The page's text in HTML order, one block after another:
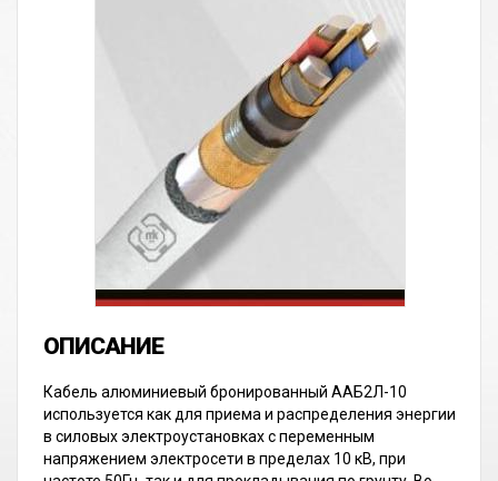
Кабель алюминиевый бронированный ААБ2Л-10
используется как для приема и распределения энергии
в силовых электроустановках с переменным
напряжением электросети в пределах 10 кВ, при